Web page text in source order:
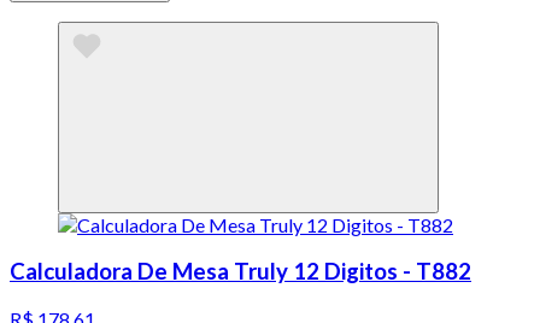
Calculadora De Mesa Truly 12 Digitos - T882